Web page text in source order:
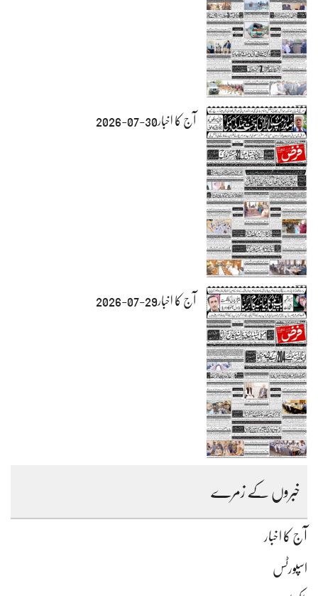
آج کا اخبار30-07-2026
آج کا اخبار29-07-2026
خبروں کے زمرے
آج کا اخبار
اسپورٹس